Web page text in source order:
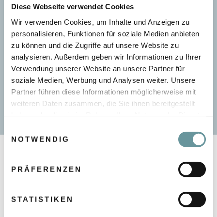
Diese Webseite verwendet Cookies
Wir verwenden Cookies, um Inhalte und Anzeigen zu
personalisieren, Funktionen für soziale Medien anbieten
zu können und die Zugriffe auf unsere Website zu
analysieren. Außerdem geben wir Informationen zu Ihrer
Verwendung unserer Website an unsere Partner für
soziale Medien, Werbung und Analysen weiter. Unsere
Partner führen diese Informationen möglicherweise mit
weiteren Daten zusammen, die Sie ihnen bereitgestellt
NOTWENDIG
PRÄFERENZEN
STATISTIKEN
Warm-up-Übungen
Eisklettern je nach Können für Anfänger
oder Fortgeschrittene
Eisklettern buchen
Also...